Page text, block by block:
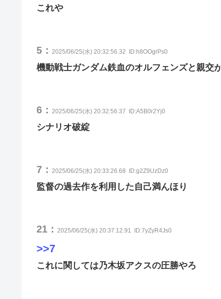
これや
5： 2025/06/25(水) 20:32:56.32 ID:h8OOgrPs0
機動戦士ガンダム鉄血のオルフェンズと親交
6： 2025/06/25(水) 20:32:56.37 ID:A5B0r2Yj0
シナリオ破綻
7： 2025/06/25(水) 20:33:26.68 ID:g2Z9UzDz0
監督の過去作を利用した自己満んほり
21： 2025/06/25(水) 20:37:12.91 ID:7yZyR4Js0
>>7
これに関しては乃木坂アクスの圧勝やろ